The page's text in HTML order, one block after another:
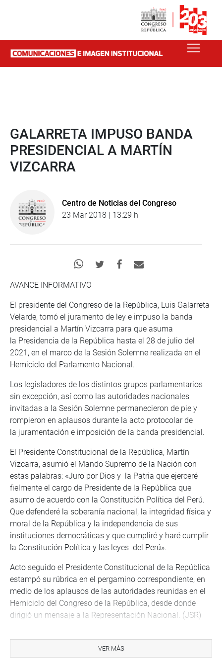
GALARRETA IMPUSO BANDA
PRESIDENCIAL A MARTÍN
VIZCARRA
Centro de Noticias del Congreso
23 Mar 2018 | 13:29 h
AVANCE INFORMATIVO
El presidente del Congreso de la República, Luis Galarreta
Velarde, tomó el juramento de ley e impuso la banda
presidencial a Martín Vizcarra para que asuma
la Presidencia de la República hasta el 28 de julio del
2021, en el marco de la Sesión Solemne realizada en el
Hemiciclo del Parlamento Nacional.
Los legisladores de los distintos grupos parlamentarios
sin excepción, así como las autoridades nacionales
invitadas a la Sesión Solemne permanecieron de pie y
rompieron en aplausos durante la acto protocolar de
la juramentación e imposición de la banda presidencial.
El Presidente Constitucional de la República, Martín
Vizcarra, asumió el Mando Supremo de la Nación con
estas palabras: «Juro por Dios y la Patria que ejerceré
fielmente el cargo de Presidente de la República que
asumo de acuerdo con la Constitución Política del Perú.
Que defenderé la soberanía nacional, la integridad física y
moral de la República y la independencia de sus
instituciones democráticas y que cumpliré y haré cumplir
la Constitución Política y las leyes del Perú».
Acto seguido el Presidente Constitucional de la República
estampó su rúbrica en el pergamino correspondiente, en
medio de los aplausos de las autoridades reunidas en el
Hemiciclo del Congreso de la República, desde donde
dirigió un mensaje a la Representación Nacional. (JSR)
CENTRO DE NOTICIAS
VER MÁS